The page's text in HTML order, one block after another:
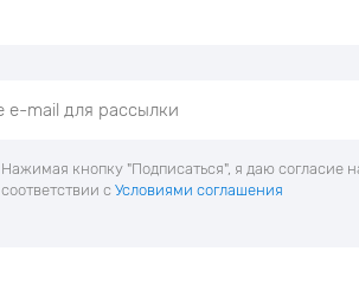
Нажимая кнопку "Подписаться", я даю согласие
соответствии с Условиями соглашения